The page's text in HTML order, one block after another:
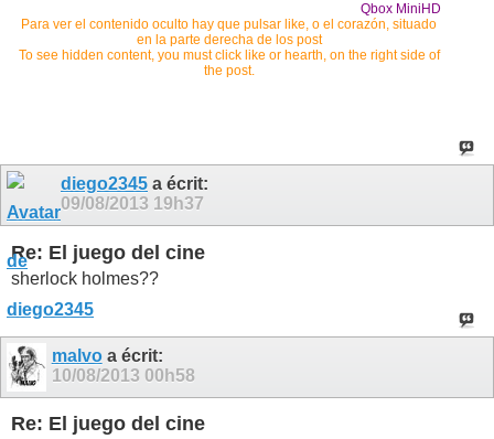
Qbox MiniHD
Para ver el contenido oculto hay que pulsar like, o el corazón, situado
en la parte derecha de los post
To see hidden content, you must click like or hearth, on the right side of
the post.
diego2345 a écrit:
09/08/2013 19h37
Re: El juego del cine
sherlock holmes??
malvoa écrit:
10/08/2013 00h58
Re: El juego del cine